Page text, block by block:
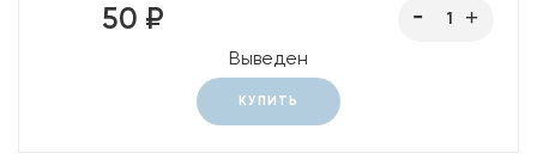
50 ₽
Выведен
КУПИТЬ